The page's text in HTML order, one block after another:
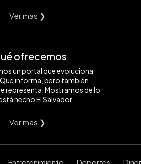
Ver mas ❯
ofrecemos
un portal que evoluciona
informa, pero también
representa. Mostramos de lo
hecho El Salvador.
Ver mas ❯
Entretenimiento Deportes